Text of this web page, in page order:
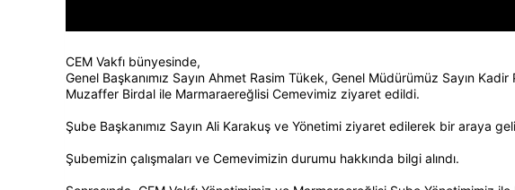
CEM Vakfı bünyesinde,
Genel Başkanımız Sayın Ahmet Rasim Tükek, Genel Müdürümüz Sayın Kadir
Muzaffer Birdal ile Marmaraereğlisi Cemevimiz ziyaret edildi.
Şube Başkanımız Sayın Ali Karakuş ve Yönetimi ziyaret edilerek bir araya
Şubemizin çalışmaları ve Cemevimizin durumu hakkında bilgi alındı.